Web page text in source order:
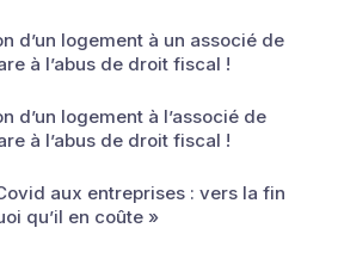
d’un logement à un associé de
à l’abus de droit fiscal !
d’un logement à l’associé de
à l’abus de droit fiscal !
aux entreprises : vers la fin
qu’il en coûte »